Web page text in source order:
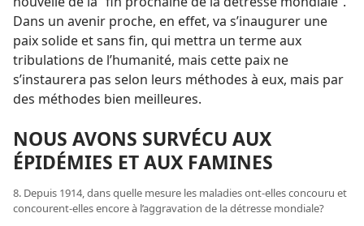
Dans un avenir proche, en effet, va s’inaugurer une
paix solide et sans fin, qui mettra un terme aux
tribulations de l’humanité, mais cette paix ne
s’instaurera pas selon leurs méthodes à eux, mais par
des méthodes bien meilleures.
NOUS AVONS SURVÉCU AUX
ÉPIDÉMIES ET AUX FAMINES
8. Depuis 1914, dans quelle mesure les maladies ont-​elles concouru et
concourent-​elles encore à l’aggravation de la détresse mondiale?